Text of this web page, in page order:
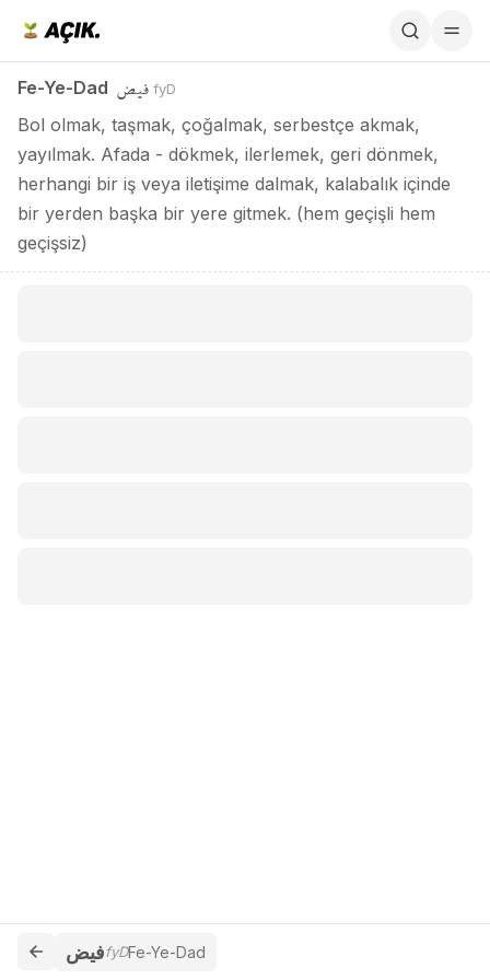
Fe-Ye-Dad فيض fyD
Bol olmak, taşmak, çoğalmak, serbestçe akmak,
yayılmak. Afada - dökmek, ilerlemek, geri dönmek,
herhangi bir iş veya iletişime dalmak, kalabalık içinde
bir yerden başka bir yere gitmek. (hem geçişli hem
geçişsiz)
فيضfyDFe-Ye-Dad